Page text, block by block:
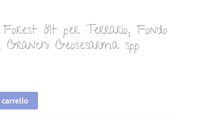
8lt per Terrario, Fondo
Geosesarma spp
carrello